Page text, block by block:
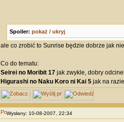
Spoiler: pokaż / ukryj
ale co zrobić to Sunrise będzie dobrze jak
Co do tematu:
Seirei no Moribit 17jak zwykle, dobry
Higurashi no Naku Koro ni Kai 5jak na
Wysłany: 10-08-2007, 22:34